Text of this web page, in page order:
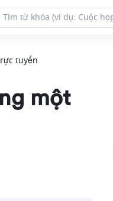
tuyến
một